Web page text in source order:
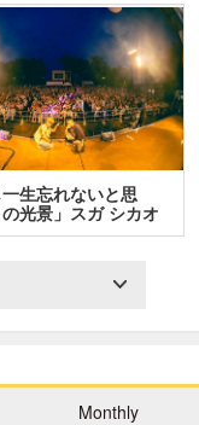
一生忘れないと思
光景」スガ シカオ
Monthly